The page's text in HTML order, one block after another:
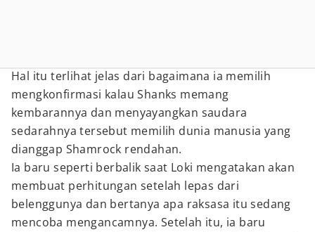
Hal itu terlihat jelas dari bagaimana ia memilih
mengkonfirmasi kalau Shanks memang
kembarannya dan menyayangkan saudara
sedarahnya tersebut memilih dunia manusia yang
dianggap Shamrock rendahan.
Ia baru seperti berbalik saat Loki mengatakan akan
membuat perhitungan setelah lepas dari
belenggunya dan bertanya apa raksasa itu sedang
mencoba mengancamnya. Setelah itu, ia baru